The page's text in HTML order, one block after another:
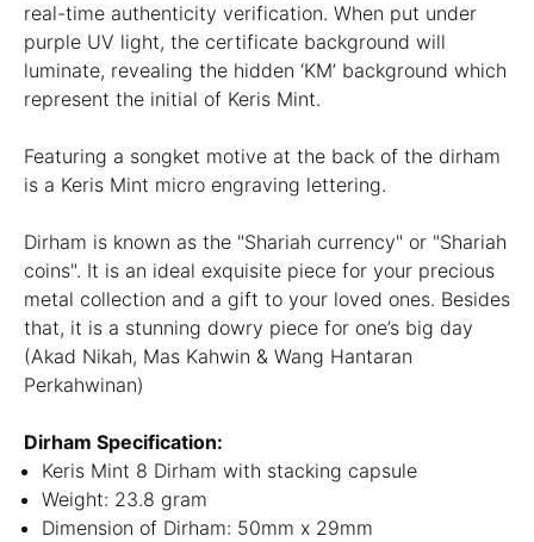
real-time authenticity verification. When put under
purple UV light, the certificate background will
luminate, revealing the hidden ‘KM’ background which
represent the initial of Keris Mint.
Featuring a songket motive at the back of the dirham
is a Keris Mint micro engraving lettering.
Dirham is known as the "Shariah currency" or "Shariah
coins". It is an ideal exquisite piece for your precious
metal collection and a gift to your loved ones. Besides
that, it is a stunning dowry piece for one’s big day
(Akad Nikah, Mas Kahwin & Wang Hantaran
Perkahwinan)
Dirham Specification:
Keris Mint 8 Dirham with stacking capsule
Weight: 23.8 gram
Dimension of Dirham: 50mm x 29mm